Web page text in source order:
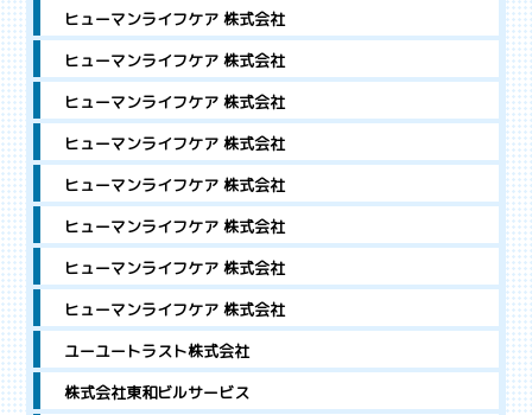
ヒューマンライフケア 株式会社
ヒューマンライフケア 株式会社
ヒューマンライフケア 株式会社
ヒューマンライフケア 株式会社
ヒューマンライフケア 株式会社
ヒューマンライフケア 株式会社
ヒューマンライフケア 株式会社
ヒューマンライフケア 株式会社
ユーユートラスト株式会社
株式会社東和ビルサービス